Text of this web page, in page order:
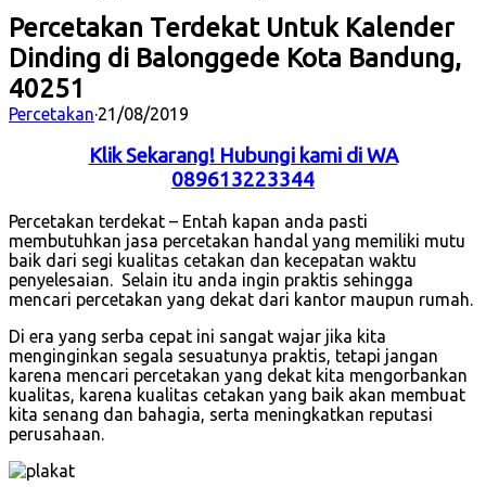
Percetakan Terdekat Untuk Kalender
Dinding di Balonggede Kota Bandung,
40251
Percetakan·21/08/2019
Klik Sekarang! Hubungi kami di WA
089613223344
Percetakan terdekat – Entah kapan anda pasti
membutuhkan jasa percetakan handal yang memiliki mutu
baik dari segi kualitas cetakan dan kecepatan waktu
penyelesaian. Selain itu anda ingin praktis sehingga
mencari percetakan yang dekat dari kantor maupun rumah.
Di era yang serba cepat ini sangat wajar jika kita
menginginkan segala sesuatunya praktis, tetapi jangan
karena mencari percetakan yang dekat kita mengorbankan
kualitas, karena kualitas cetakan yang baik akan membuat
kita senang dan bahagia, serta meningkatkan reputasi
perusahaan.